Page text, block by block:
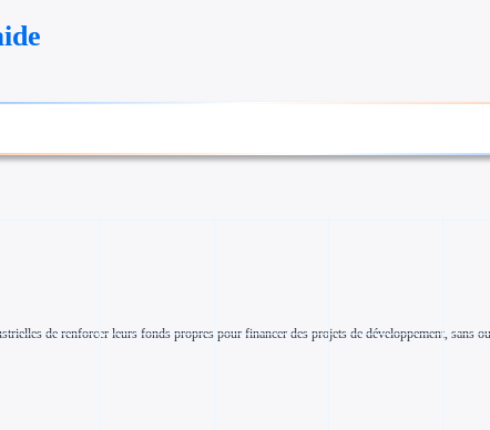
de renforcer leurs fonds propres pour financer des projets de développement, sans